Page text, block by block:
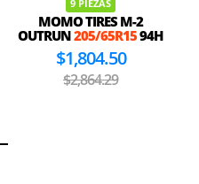
9 PIEZAS
MOMO TIRES M-2
OUTRUN205/65R1594H
$1,804.50
$2,864.29